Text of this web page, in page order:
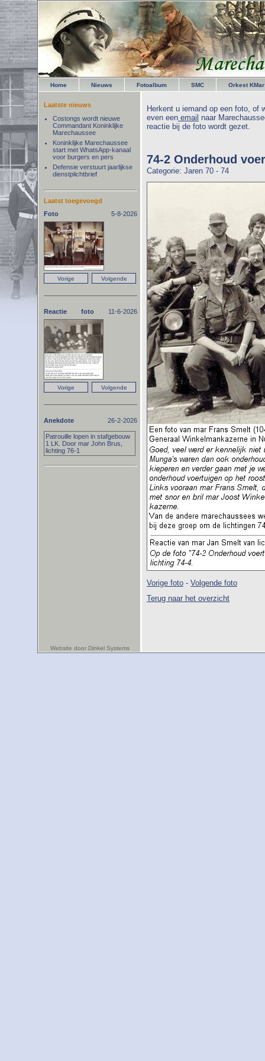
Home Nieuws Fotoalbum SMC Orkest KMar
Herkent u iemand op een foto, of
even een email naar
reactie bij de foto wordt gezet.
74-2 Onderhoud
Categorie: Jaren 70 - 74
Vorige foto - Volgende foto
Terug naar het overzicht
Laatste nieuws
Costongs wordt nieuwe
Commandant Koninklijke
Marechaussee
Koninklijke Marechaussee
start met WhatsApp-kanaal
voor burgers en pers
Defensie verstuurt jaarlijkse
dienstplichtbrief
Laatst toegevoegd
Foto
5-8-2026
Reactie foto 11-6-2026
Anekdote 26-2-2026
Patrouille lopen in stafgebouw
1 LK. Door mar John Brus,
lichting 76-1
Website door Dinkel Systems